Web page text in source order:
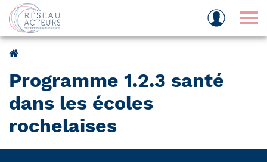
Programme 1.2.3 santé
dans les écoles
rochelaises